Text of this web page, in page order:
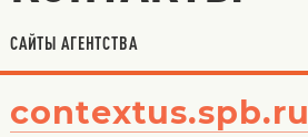
САЙТЫ АГЕНТСТВА
contextus.spb.ru